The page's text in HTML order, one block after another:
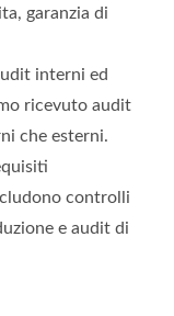
garanzia di
interni ed
ricevuto audit
che esterni.
controlli
e audit di